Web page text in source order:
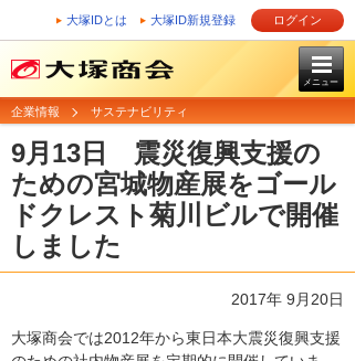
大塚IDとは 大塚ID新規登録 ログイン
メニュー
企業情報 サステナビリティ
9月13日 震災復興支援の
ための宮城物産展をゴール
ドクレスト菊川ビルで開催
しました
2017年 9月20日
大塚商会では2012年から東日本大震災復興支援